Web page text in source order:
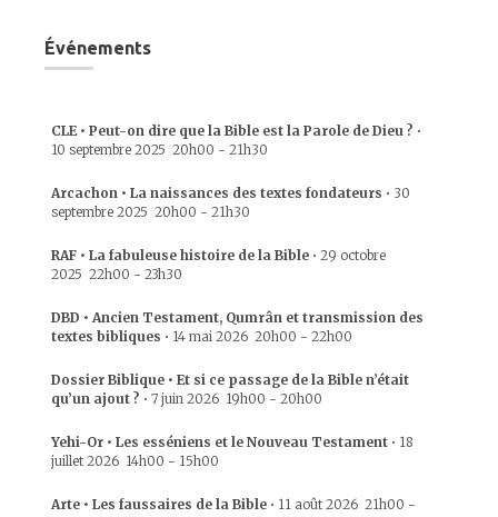
Événements
CLE • Peut-on dire que la Bible est la Parole de Dieu ? •
10 septembre 2025 20h00 - 21h30
Arcachon • La naissances des textes fondateurs • 30
septembre 2025 20h00 - 21h30
RAF • La fabuleuse histoire de la Bible • 29 octobre
2025 22h00 - 23h30
DBD • Ancien Testament, Qumrân et transmission des
textes bibliques • 14 mai 2026 20h00 - 22h00
Dossier Biblique • Et si ce passage de la Bible n’était
qu’un ajout ? • 7 juin 2026 19h00 - 20h00
Yehi-Or • Les esséniens et le Nouveau Testament • 18
juillet 2026 14h00 - 15h00
Arte • Les faussaires de la Bible • 11 août 2026 21h00 -